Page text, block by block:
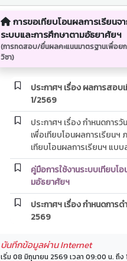
การขอเทียบโอนผลการเรียนจ
ระบบและการศึกษาตามอัธยาศัยฯ
(การทดสอบ/ยื่นผลคะแนนมาตรฐานเพื่อยก
วิชา)
ประกาศฯ เรื่อง ผลการสอบ
1/2569
ประกาศฯ เรื่อง กำหนดการ
เพื่อเทียบโอนผลการเรียนฯ
เทียบโอนผลการเรียนฯ แบ
คู่มือการใช้งานระบบเทียบโ
มอัธยาศัยฯ
ประกาศฯ เรื่อง กำหนดการ
2569
ประกาศฯ เรื่อง กระบวนวิช
โอนผลการเรียนฯ ประจำปีก
บันทึกข้อมูลผ่าน Internet
เริ่ม 08 มิถุนายน 2569 เวลา 09:00 น. ถึง